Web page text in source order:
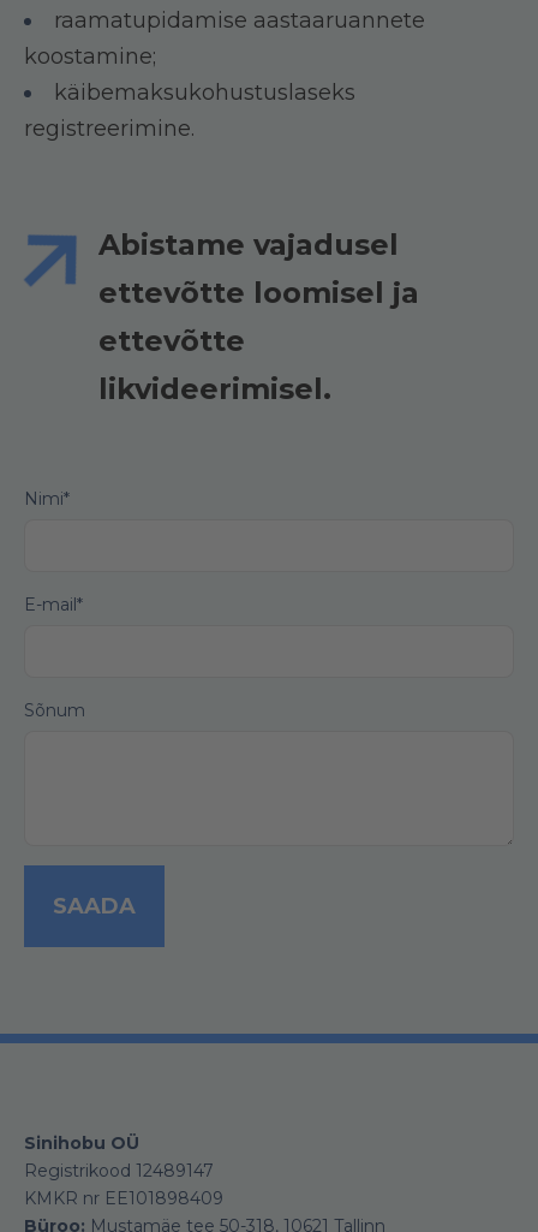
raamatupidamise aastaaruannete
koostamine;
käibemaksukohustuslaseks
registreerimine.
Abistame vajadusel
ettevõtte loomisel ja
ettevõtte
likvideerimisel.
Nimi
E-mail
Sõnum
Sinihobu OÜ
Registrikood 12489147
KMKR nr EE101898409
Büroo: Mustamäe tee 50-318, 10621 Tallinn